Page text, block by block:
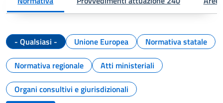
- Qualsiasi - Unione Europea
Normativa statale
Normativa regionale
Atti ministeriali
Organi consultivi e giurisdizionali